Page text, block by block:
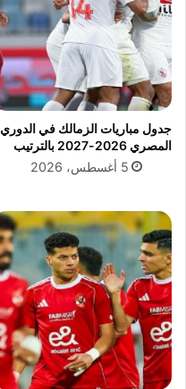
ر
و
ن
ش
ط
ل
ا
ح
ا
ل
ي
و
م
ا
ل
ت
ب
م
ص
ر
ي
و
ه
ر
و
س
ي
ا
و
ا
ل
ب
جدول مباريات الزمالك في الدوري
المصري 2026-2027 بالترتيب
5 أغسطس، 2026